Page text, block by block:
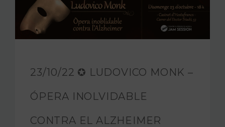
CENTRO SUPERIOR
FUNDACIÓN JAM
CONTACTO
23/10/22 ✪ LUDOVICO MONK –
ÓPERA INOLVIDABLE
CONTRA EL ALZHEIMER